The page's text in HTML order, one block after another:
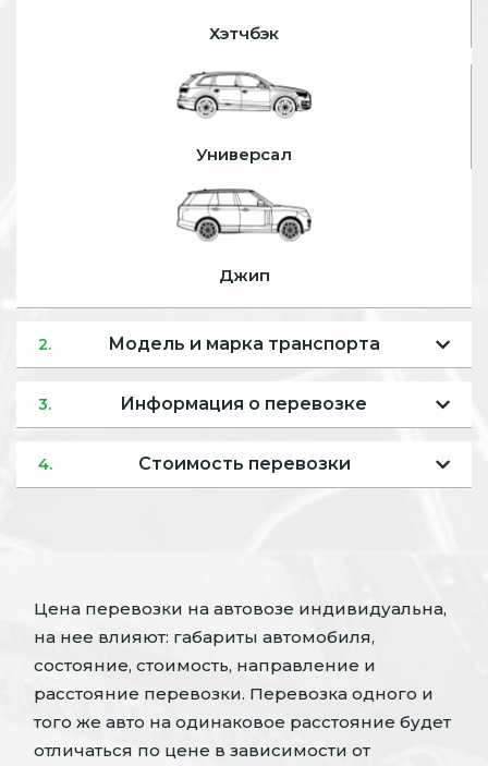
Хэтчбэк
Универсал
Джип
2. Модель и марка транспорта
3. Информация о перевозке
4. Стоимость перевозки
Цена перевозки на автовозе индивидуальна,
на нее влияют: габариты автомобиля,
состояние, стоимость, направление и
расстояние перевозки. Перевозка одного и
того же авто на одинаковое расстояние будет
отличаться по цене в зависимости от